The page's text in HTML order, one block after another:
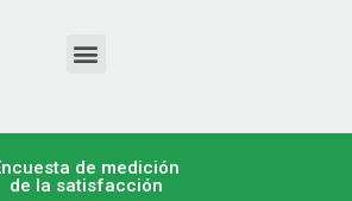
de medición
de la satisfacción